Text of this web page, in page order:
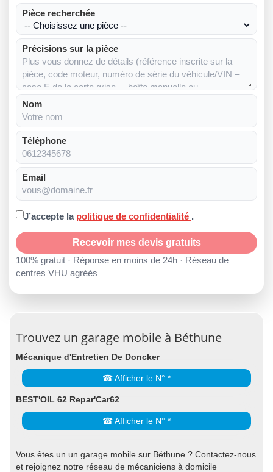
Pièce recherchée
Précisions sur la pièce
Nom
Téléphone
Email
J’accepte la politique de confidentialité .
Recevoir mes devis gratuits
100% gratuit · Réponse en moins de 24h · Réseau de
centres VHU agréés
Trouvez un garage mobile à Béthune
Mécanique d'Entretien De Doncker
☎ Afficher le N° *
BEST'OIL 62 Repar'Car62
☎ Afficher le N° *
Vous êtes un un garage mobile sur Béthune ? Contactez-nous
et rejoignez notre réseau de mécaniciens à domicile